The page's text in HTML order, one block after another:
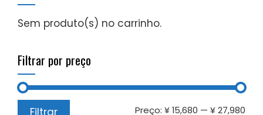
Sem produto(s) no carrinho.
Filtrar por preço
Preço: ¥ 15,680 — ¥ 27,980